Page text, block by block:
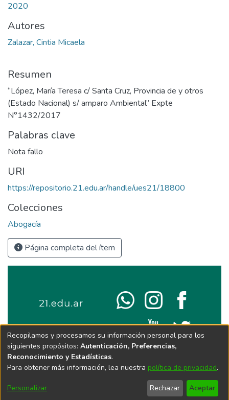
2020
Autores
Zalazar, Cintia Micaela
Resumen
“López, María Teresa c/ Santa Cruz, Provincia de y otros
(Estado Nacional) s/ amparo Ambiental” Expte
N°1432/2017
Palabras clave
Nota fallo
URI
https://repositorio.21.edu.ar/handle/ues21/18800
Colecciones
Abogacía
Página completa del ítem
Recopilamos y procesamos su información personal para los
siguientes propósitos: Autenticación, Preferencias,
Reconocimiento y Estadísticas.
Para obtener más información, lea nuestra política de privacidad.
Personalizar Rechazar Aceptar